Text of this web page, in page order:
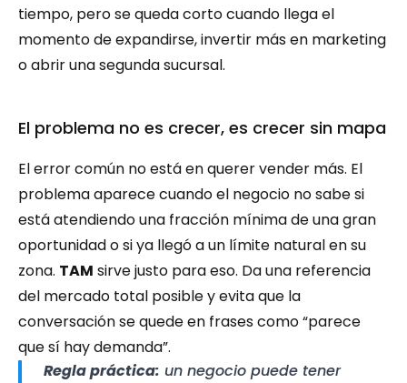
tiempo, pero se queda corto cuando llega el
momento de expandirse, invertir más en marketing
o abrir una segunda sucursal.
El problema no es crecer, es crecer sin mapa
El error común no está en querer vender más. El
problema aparece cuando el negocio no sabe si
está atendiendo una fracción mínima de una gran
oportunidad o si ya llegó a un límite natural en su
zona. TAM sirve justo para eso. Da una referencia
del mercado total posible y evita que la
conversación se quede en frases como “parece
que sí hay demanda”.
Regla práctica: un negocio puede tener